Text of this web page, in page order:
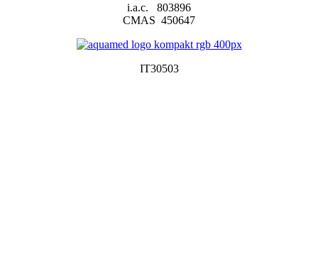
i.a.c. 803896
CMAS 450647
IT30503